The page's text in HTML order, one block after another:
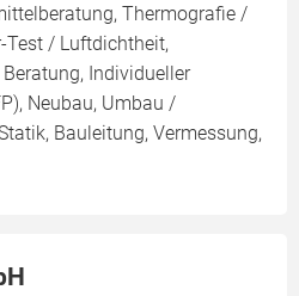
Thermografie /
Test / Luftdichtheit,
Individueller
Neubau, Umbau /
Bauleitung, Vermessung,